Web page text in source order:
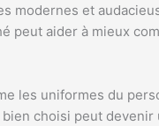
et
peut aider à mieux
les uniformes du
choisi peut